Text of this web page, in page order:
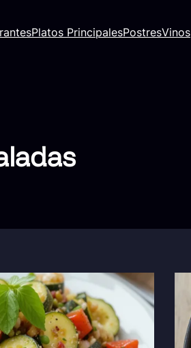
Platos PrincipalesPostresVinos